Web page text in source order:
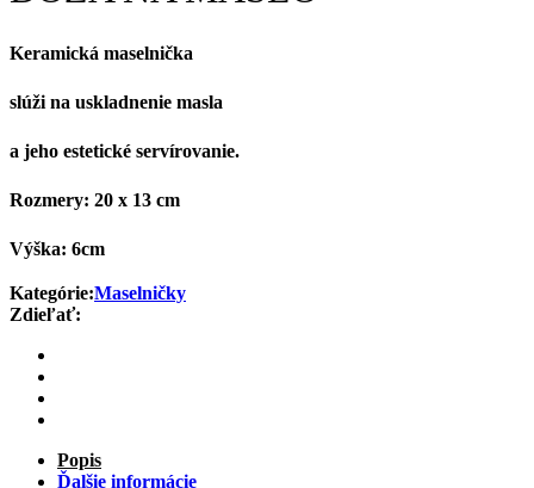
Keramická maselnička
slúži na uskladnenie masla
a jeho estetické servírovanie.
Rozmery: 20 x 13 cm
Výška: 6cm
Kategórie:Maselničky
Zdieľať:
Popis
Ďalšie informácie